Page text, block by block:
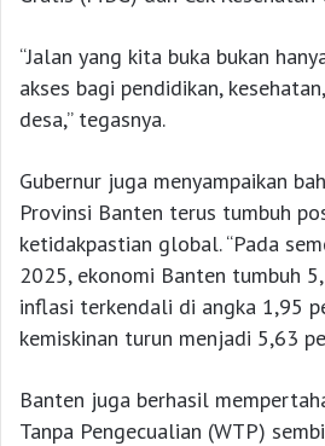
“Jalan yang kita buka bukan
akses bagi pendidikan,
desa,” tegasnya.
Gubernur juga menyampaikan
Provinsi Banten terus tumbuh
ketidakpastian global. “Pada
2025, ekonomi Banten tumbuh
inflasi terkendali di angka 1,95
kemiskinan turun menjadi 5,63
Banten juga berhasil
Tanpa Pengecualian (WTP)